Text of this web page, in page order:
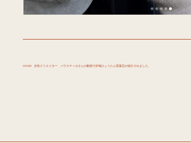
UUUM 女性クリエイター パラスティカさんの動画で炉端ひょうたん双葉荘が紹介されました。